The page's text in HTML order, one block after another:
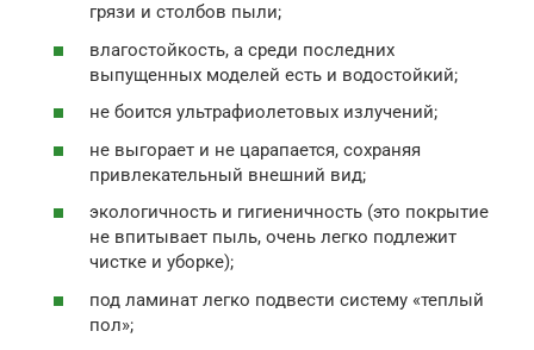
грязи и столбов пыли;
влагостойкость, а среди последних
выпущенных моделей есть и водостойкий;
не боится ультрафиолетовых излучений;
не выгорает и не царапается, сохраняя
привлекательный внешний вид;
экологичность и гигиеничность (это покрытие
не впитывает пыль, очень легко подлежит
чистке и уборке);
под ламинат легко подвести систему «теплый
пол»;